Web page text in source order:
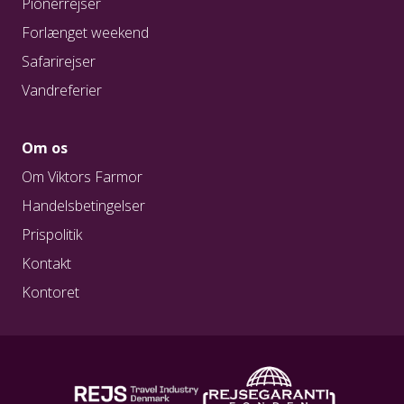
Forlænget weekend
Safarirejser
Vandreferier
Om os
Om Viktors Farmor
Handelsbetingelser
Prispolitik
Kontakt
Kontoret